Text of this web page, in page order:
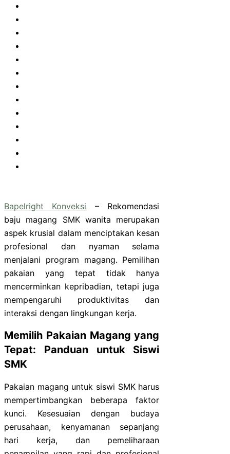
Bapelright Konveksi – Rekomendasi
baju magang SMK wanita merupakan
aspek krusial dalam menciptakan kesan
profesional dan nyaman selama
menjalani program magang. Pemilihan
pakaian yang tepat tidak hanya
mencerminkan kepribadian, tetapi juga
mempengaruhi produktivitas dan
interaksi dengan lingkungan kerja.
Memilih Pakaian Magang yang
Tepat: Panduan untuk Siswi
SMK
Pakaian magang untuk siswi SMK harus
mempertimbangkan beberapa faktor
kunci. Kesesuaian dengan budaya
perusahaan, kenyamanan sepanjang
hari kerja, dan pemeliharaan